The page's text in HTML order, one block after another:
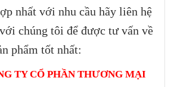
nhất với nhu cầu hãy liên hệ
chúng tôi để được tư vấn về
phẩm tốt nhất:
TY CỔ PHẦN THƯƠNG MẠI